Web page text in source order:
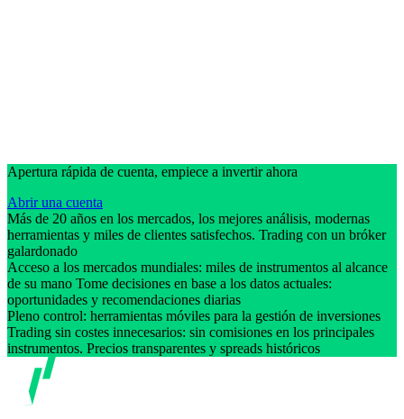
Apertura rápida de cuenta, empiece a invertir ahora
Abrir una cuenta
Más de 20 años en los mercados, los mejores análisis, modernas
herramientas y miles de clientes satisfechos. Trading con un bróker
galardonado
Acceso a los mercados mundiales: miles de instrumentos al alcance
de su mano Tome decisiones en base a los datos actuales:
oportunidades y recomendaciones diarias
Pleno control: herramientas móviles para la gestión de inversiones
Trading sin costes innecesarios: sin comisiones en los principales
instrumentos. Precios transparentes y spreads históricos